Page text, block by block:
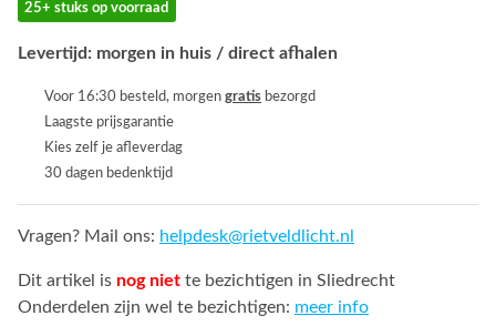
25+ stuks op voorraad
Levertijd: morgen in huis / direct afhalen
Voor 16:30 besteld, morgen gratis bezorgd
Laagste prijsgarantie
Kies zelf je afleverdag
30 dagen bedenktijd
Vragen? Mail ons: helpdesk@rietveldlicht.nl
Dit artikel is nog niet te bezichtigen in Sliedrecht
Onderdelen zijn wel te bezichtigen: meer info